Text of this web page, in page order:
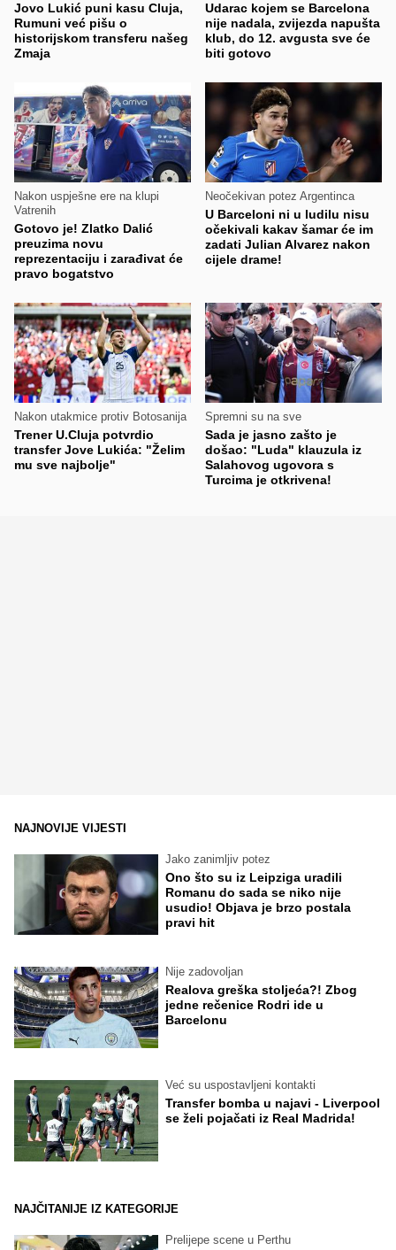
Jovo Lukić puni kasu Cluja,
Rumuni već pišu o
historijskom transferu našeg
Zmaja
Udarac kojem se Barcelona
nije nadala, zvijezda napušta
klub, do 12. avgusta sve će
biti gotovo
Nakon uspješne ere na klupi
Vatrenih
Gotovo je! Zlatko Dalić
preuzima novu
reprezentaciju i zarađivat će
pravo bogatstvo
Neočekivan potez Argentinca
U Barceloni ni u ludilu nisu
očekivali kakav šamar će im
zadati Julian Alvarez nakon
cijele drame!
Nakon utakmice protiv Botosanija
Trener U.Cluja potvrdio
transfer Jove Lukića: "Želim
mu sve najbolje"
Spremni su na sve
Sada je jasno zašto je
došao: "Luda" klauzula iz
Salahovog ugovora s
Turcima je otkrivena!
NAJNOVIJE VIJESTI
Jako zanimljiv potez
Ono što su iz Leipziga uradili
Romanu do sada se niko nije
usudio! Objava je brzo postala
pravi hit
Nije zadovoljan
Realova greška stoljeća?! Zbog
jedne rečenice Rodri ide u
Barcelonu
Već su uspostavljeni kontakti
Transfer bomba u najavi - Liverpool
se želi pojačati iz Real Madrida!
NAJČITANIJE IZ KATEGORIJE
Prelijepe scene u Perthu